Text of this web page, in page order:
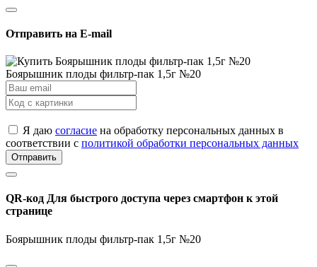
Отправить на E-mail
Боярышник плоды фильтр-пак 1,5г №20
Я даю согласие на обработку персональных данных в
соответствии с политикой обработки персональных данных
Отправить
QR-код Для быстрого доступа через смартфон к этой
странице
Боярышник плоды фильтр-пак 1,5г №20